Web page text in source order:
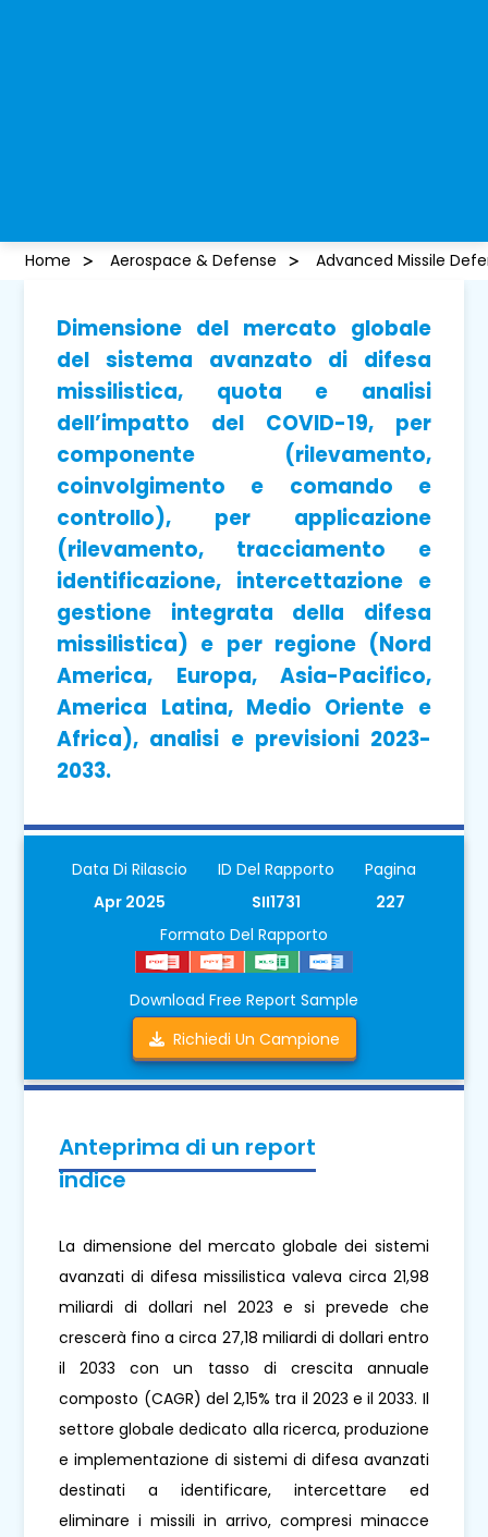
Home Aerospace & Defense Advanced Missile
Dimensione del mercato globale
del sistema avanzato di difesa
missilistica, quota e analisi
dell’impatto del COVID-19, per
componente (rilevamento,
coinvolgimento e comando e
controllo), per applicazione
(rilevamento, tracciamento e
identificazione, intercettazione e
gestione integrata della difesa
missilistica) e per regione (Nord
America, Europa, Asia-Pacifico,
America Latina, Medio Oriente e
Africa), analisi e previsioni 2023-
2033.
Data Di Rilascio
Apr 2025
ID Del Rapporto
SII1731
Pagina
227
Formato Del Rapporto
Download Free Report Sample
Richiedi Un Campione
Anteprima di un report
indice
La dimensione del mercato globale dei sistemi
avanzati di difesa missilistica valeva circa 21,98
miliardi di dollari nel 2023 e si prevede che
crescerà fino a circa 27,18 miliardi di dollari entro
il 2033 con un tasso di crescita annuale
composto (CAGR) del 2,15% tra il 2023 e il 2033. Il
settore globale dedicato alla ricerca, produzione
e implementazione di sistemi di difesa avanzati
destinati a identificare, intercettare ed
eliminare i missili in arrivo, compresi minacce